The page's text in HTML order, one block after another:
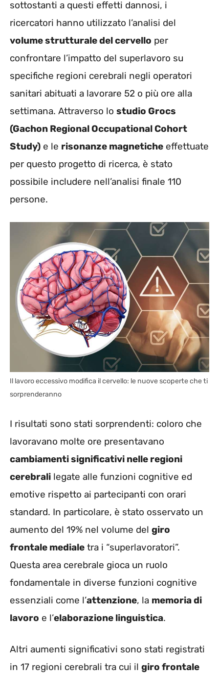
sottostanti a questi effetti dannosi, i
ricercatori hanno utilizzato l’analisi del
volume strutturale del cervello per
confrontare l’impatto del superlavoro su
specifiche regioni cerebrali negli operatori
sanitari abituati a lavorare 52 o più ore alla
settimana. Attraverso lo studio Grocs
(Gachon Regional Occupational Cohort
Study) e le risonanze magnetiche effettuate
per questo progetto di ricerca, è stato
possibile includere nell’analisi finale 110
persone.
Il lavoro eccessivo modifica il cervello: le nuove scoperte che ti
sorprenderanno
I risultati sono stati sorprendenti: coloro che
lavoravano molte ore presentavano
cambiamenti significativi nelle regioni
cerebrali legate alle funzioni cognitive ed
emotive rispetto ai partecipanti con orari
standard. In particolare, è stato osservato un
aumento del 19% nel volume del giro
frontale mediale tra i “superlavoratori”.
Questa area cerebrale gioca un ruolo
fondamentale in diverse funzioni cognitive
essenziali come l’attenzione, la memoria di
lavoro e l’elaborazione linguistica.
Altri aumenti significativi sono stati registrati
in 17 regioni cerebrali tra cui il giro frontale